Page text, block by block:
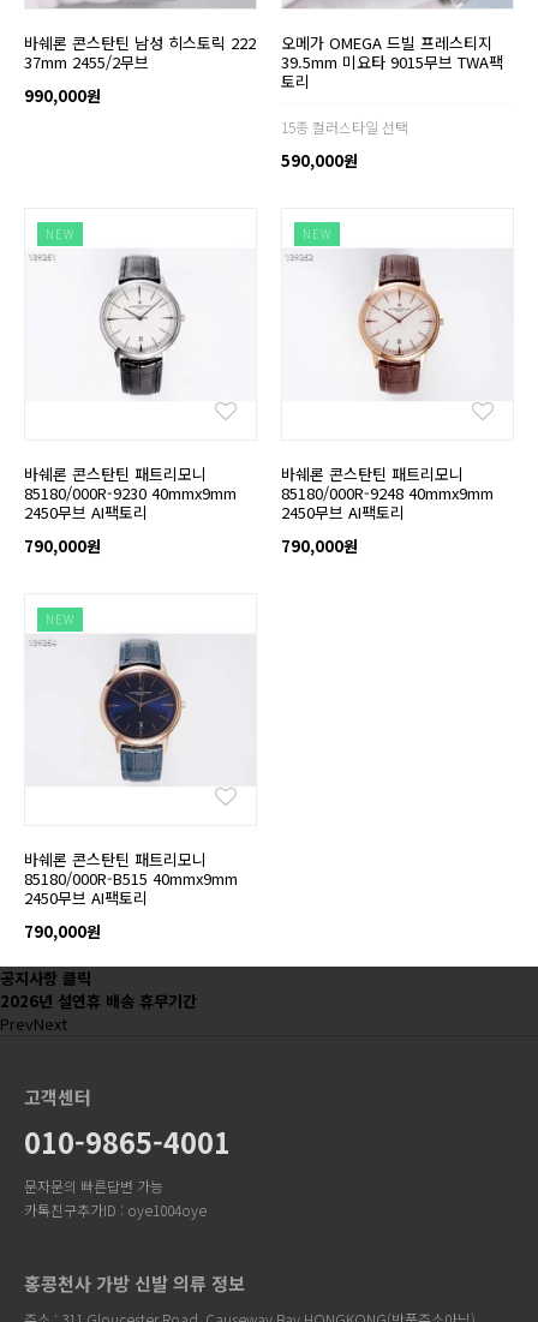
바쉐론 콘스탄틴 남성 히스토릭 222
37mm 2455/2무브
990,000원
오메가 OMEGA 드빌 프레스티지
39.5mm 미요타 9015무브 TWA팩
토리
15종 컬러스타일 선택
590,000원
NEW
바쉐론 콘스탄틴 패트리모니
85180/000R-9230 40mmx9mm
2450무브 AI팩토리
790,000원
NEW
바쉐론 콘스탄틴 패트리모니
85180/000R-9248 40mmx9mm
2450무브 AI팩토리
790,000원
NEW
바쉐론 콘스탄틴 패트리모니
85180/000R-B515 40mmx9mm
2450무브 AI팩토리
790,000원
공지사항 클릭
2026년 설연휴 배송 휴무기간
PrevNext
고객센터
010-9865-4001
문자문의 빠른답변 가능
카톡친구추가ID : oye1004oye
홍콩천사 가방 신발 의류 정보